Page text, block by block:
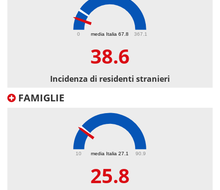
media Italia 67.8
0 367.1
38.6
Incidenza di residenti stranieri
FAMIGLIE
media Italia 27.1
10 90.9
25.8